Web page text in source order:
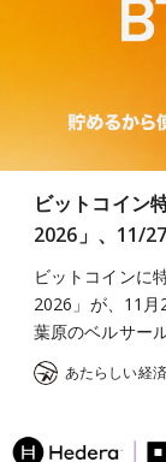
ビットコイン
2026」、11/
ビットコインに
2026」が、11
葉原のベルサー